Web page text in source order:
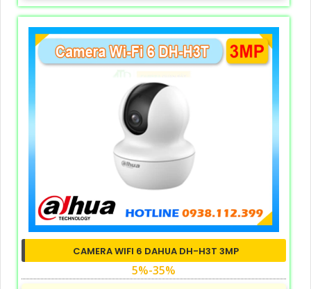
CAMERA WIFI 6 DAHUA DH-H3T 3MP
5%-35%